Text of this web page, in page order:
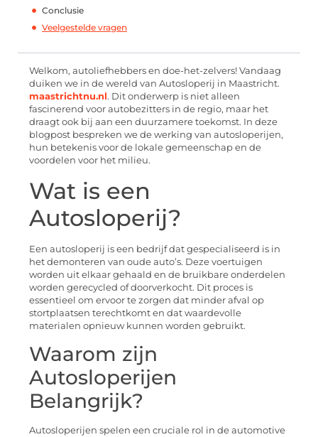
Conclusie
Veelgestelde vragen
Welkom, autoliefhebbers en doe-het-zelvers! Vandaag
duiken we in de wereld van Autosloperij in Maastricht.
maastrichtnu.nl. Dit onderwerp is niet alleen
fascinerend voor autobezitters in de regio, maar het
draagt ook bij aan een duurzamere toekomst. In deze
blogpost bespreken we de werking van autosloperijen,
hun betekenis voor de lokale gemeenschap en de
voordelen voor het milieu.
Wat is een
Autosloperij?
Een autosloperij is een bedrijf dat gespecialiseerd is in
het demonteren van oude auto’s. Deze voertuigen
worden uit elkaar gehaald en de bruikbare onderdelen
worden gerecycled of doorverkocht. Dit proces is
essentieel om ervoor te zorgen dat minder afval op
stortplaatsen terechtkomt en dat waardevolle
materialen opnieuw kunnen worden gebruikt.
Waarom zijn
Autosloperijen
Belangrijk?
Autosloperijen spelen een cruciale rol in de automotive